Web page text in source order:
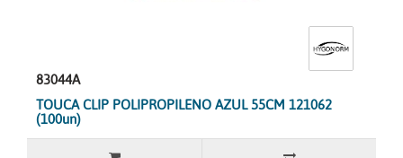
83044A
TOUCA CLIP POLIPROPILENO AZUL 55CM 121062
(100un)